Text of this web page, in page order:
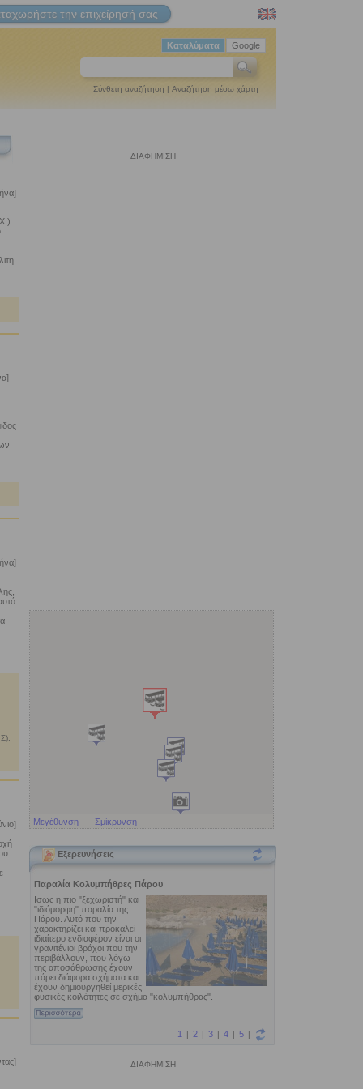
την επιχείρησή σας
Google
Καταλύματα
Σύνθετη αναζήτηση | Αναζήτηση μέσω χάρτη
ΔΙΑΦΗΜΙΣΗ
Μεγέθυνση Σμίκρυνση
Εξερευνήσεις
ΔΙΑΦΗΜΙΣΗ